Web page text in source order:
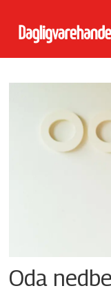
Tag:
chris
poad
Oda